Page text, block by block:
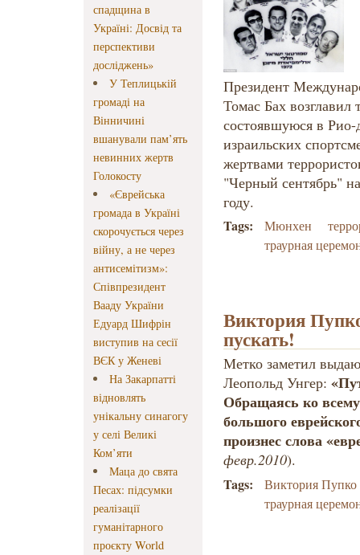
спадщина в
Україні: Досвід та
перспективи
досліджень»
У Теплицькій
громаді на
Вінничині
вшанували пам’ять
невинних жертв
Голокосту
«Єврейська
громада в Україні
скорочується через
війну, а не через
антисемітизм»:
Співпрезидент
Вааду України
Едуард Шифрін
виступив на сесії
ВЄК у Женеві
На Закарпатті
відновлять
унікальну синагогу
у селі Великі
Ком’яти
Маца до свята
Песах: підсумки
реалізації
гуманітарного
проєкту World
Президент
Томас Бах
состоявшуюся в
израильских
жертвами
"Черный сентябрь"
году.
Tags: Мюнхен
траурная
Виктория
пускать!
Метко заметил
Леопольд Унгер:
Обращаясь ко
большого
произнес слова
февр.2010).
Tags:
Виктория Пупко
траурная